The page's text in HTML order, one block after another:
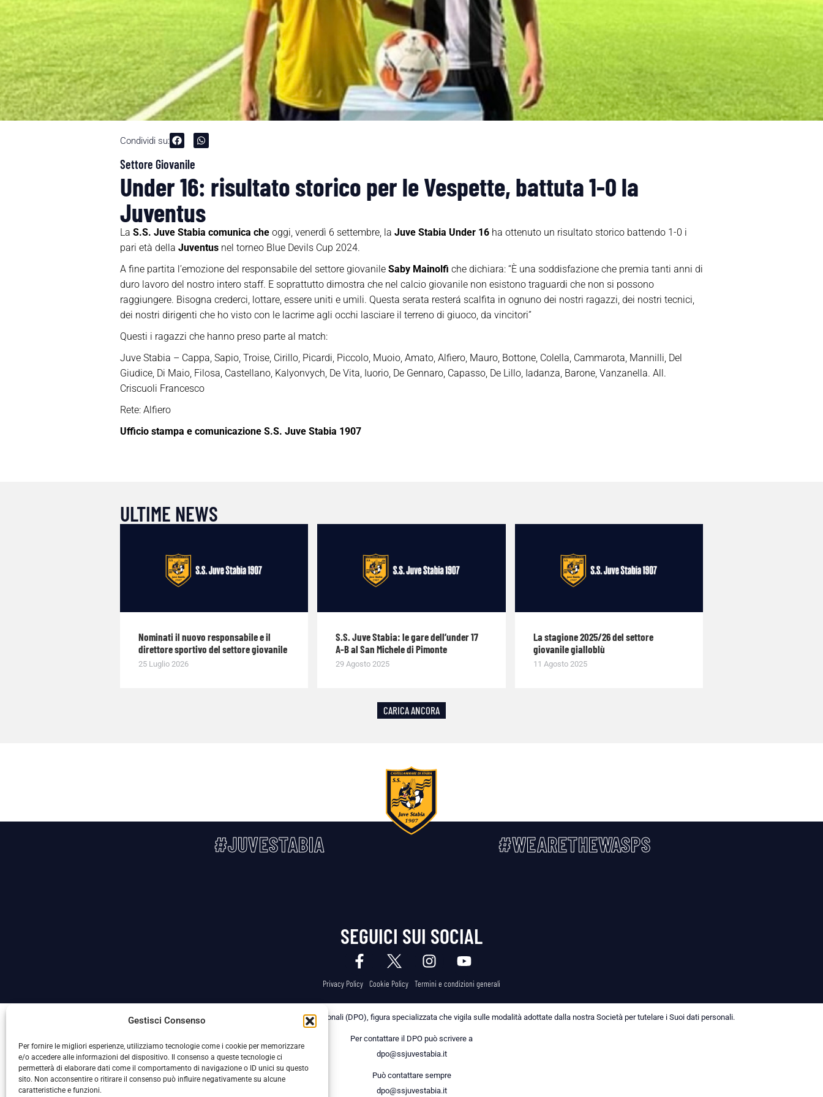
Gestisci Consenso
Per fornire le migliori esperienze, utilizziamo tecnologie come i cookie per memorizzare
e/o accedere alle informazioni del dispositivo. Il consenso a queste tecnologie ci
permetterà di elaborare dati come il comportamento di navigazione o ID unici su questo
sito. Non acconsentire o ritirare il consenso può influire negativamente su alcune
caratteristiche e funzioni.
Condividi su:
Settore Giovanile
Under 16: risultato storico per le Vespette, battuta 1-0 la
Juventus
La S.S. Juve Stabia comunica cheoggi, venerdì 6 settembre, la Juve Stabia Under 16ha ottenuto un risultato storico battendo 1-0 i
pari età della Juventusnel torneo Blue Devils Cup 2024.
A fine partita l’emozione del responsabile del settore giovanile Saby Mainolfi che dichiara: “È una soddisfazione che premia tanti anni di
duro lavoro del nostro intero staff. E soprattutto dimostra che nel calcio giovanile non esistono traguardi che non si possono
raggiungere. Bisogna crederci, lottare, essere uniti e umili. Questa serata resterá scalfita in ognuno dei nostri ragazzi, dei nostri tecnici,
dei nostri dirigenti che ho visto con le lacrime agli occhi lasciare il terreno di giuoco, da vincitori”
Questi i ragazzi che hanno preso parte al match:
Juve Stabia – Cappa, Sapio, Troise, Cirillo, Picardi, Piccolo, Muoio, Amato, Alfiero, Mauro, Bottone, Colella, Cammarota, Mannilli, Del
Giudice, Di Maio, Filosa, Castellano, Kalyonvych, De Vita, Iuorio, De Gennaro, Capasso, De Lillo, Iadanza, Barone, Vanzanella. All.
Criscuoli Francesco
Rete: Alfiero
Ufficio stampa e comunicazione S.S. Juve Stabia 1907
ULTIME NEWS
Nominati il nuovo responsabile e il
direttore sportivo del settore giovanile
25 Luglio 2026
S.S. Juve Stabia: le gare dell’under 17
A-B al San Michele di Pimonte
29 Agosto 2025
La stagione 2025/26 del settore
giovanile gialloblù
11 Agosto 2025
CARICA ANCORA
#JUVESTABIA #WEARETHEWASPS
SEGUICI SUI SOCIAL
Privacy Policy Cookie Policy Termini e condizioni generali
La Società ha nominato il Responsabile della Protezione dei Dati Personali (DPO), figura specializzata che vigila sulle modalità adottate dalla nostra Società per tutelare i Suoi dati personali.
Per contattare il DPO può scrivere a
dpo@ssjuvestabia.it
Può contattare sempre
dpo@ssjuvestabia.it